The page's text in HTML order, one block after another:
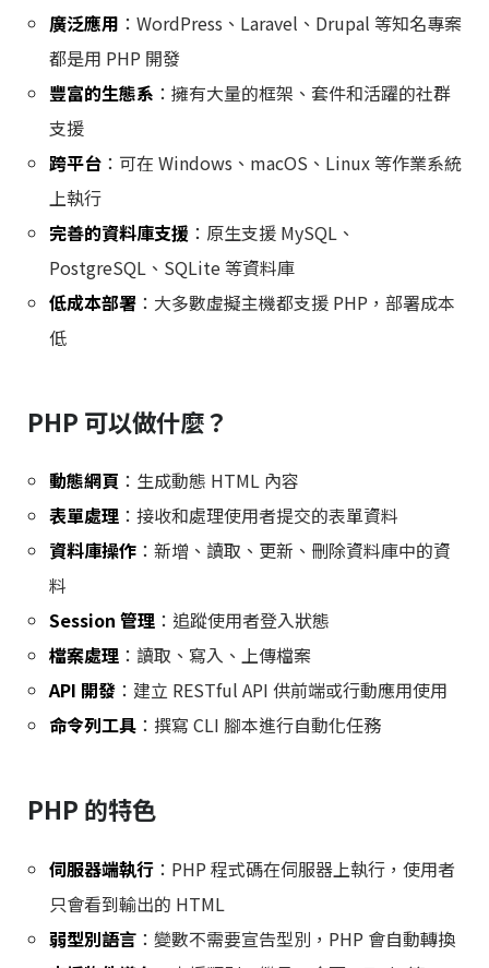
廣泛應用 ：WordPress、Laravel、Drupal 等知名專案
都是用 PHP 開發
豐富的生態系 ：擁有大量的框架、套件和活躍的社群
支援
跨平台 ：可在 Windows、macOS、Linux 等作業系統
上執行
完善的資料庫支援 ：原生支援 MySQL、
PostgreSQL、SQLite 等資料庫
低成本部署 ：大多數虛擬主機都支援 PHP，部署成本
低
PHP 可以做什麼？
動態網頁 ：生成動態 HTML 內容
表單處理 ：接收和處理使用者提交的表單資料
資料庫操作 ：新增、讀取、更新、刪除資料庫中的資
料
Session 管理 ：追蹤使用者登入狀態
檔案處理 ：讀取、寫入、上傳檔案
API 開發 ：建立 RESTful API 供前端或行動應用使用
命令列工具 ：撰寫 CLI 腳本進行自動化任務
PHP 的特色
伺服器端執行 ：PHP 程式碼在伺服器上執行，使用者
只會看到輸出的 HTML
弱型別語言 ：變數不需要宣告型別，PHP 會自動轉換